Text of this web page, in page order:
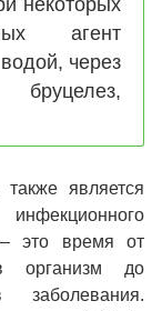
некоторых
агент
через
является
– это время от
организм до